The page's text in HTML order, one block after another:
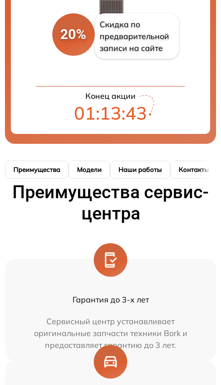
20%
Скидка по
предварительной
записи на сайте
Конец акции
01:13:42
Преимущества Модели Наши работы Контакты
Преимущества сервис-
центра
Гарантия до 3-х лет
Сервисный центр устанавливает
оригинальные запчасти техники Bork и
предоставляет гарантию до 3 лет.